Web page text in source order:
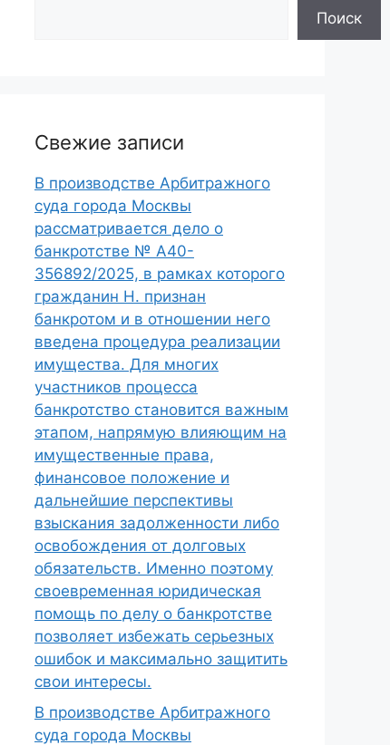
Поиск
Свежие записи
В производстве Арбитражного
суда города Москвы
рассматривается дело о
банкротстве № А40-
356892/2025, в рамках которого
гражданин Н. признан
банкротом и в отношении него
введена процедура реализации
имущества. Для многих
участников процесса
банкротство становится важным
этапом, напрямую влияющим на
имущественные права,
финансовое положение и
дальнейшие перспективы
взыскания задолженности либо
освобождения от долговых
обязательств. Именно поэтому
своевременная юридическая
помощь по делу о банкротстве
позволяет избежать серьезных
ошибок и максимально защитить
свои интересы.
В производстве Арбитражного
суда города Москвы